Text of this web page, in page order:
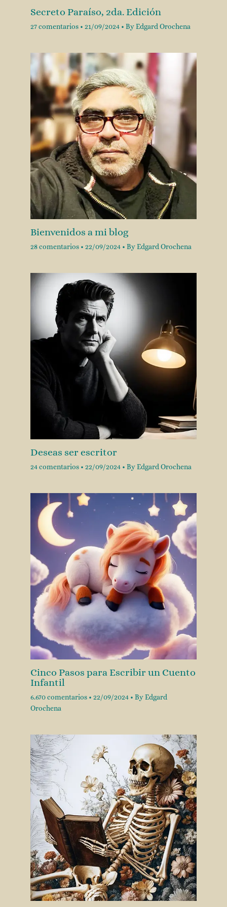
Secreto Paraíso, 2da. Edición
27 comentarios • 21/09/2024 • ByEdgard Orochena
Bienvenidos a mi blog
28 comentarios • 22/09/2024 • ByEdgard Orochena
Deseas ser escritor
24 comentarios • 22/09/2024 • ByEdgard Orochena
Cinco Pasos para Escribir un Cuento
Infantil
6.670 comentarios • 22/09/2024 • ByEdgard
Orochena